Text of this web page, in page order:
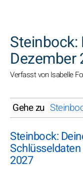
Dezember
Verfasst von Isabelle
Gehe zu
Steinbock:
2027